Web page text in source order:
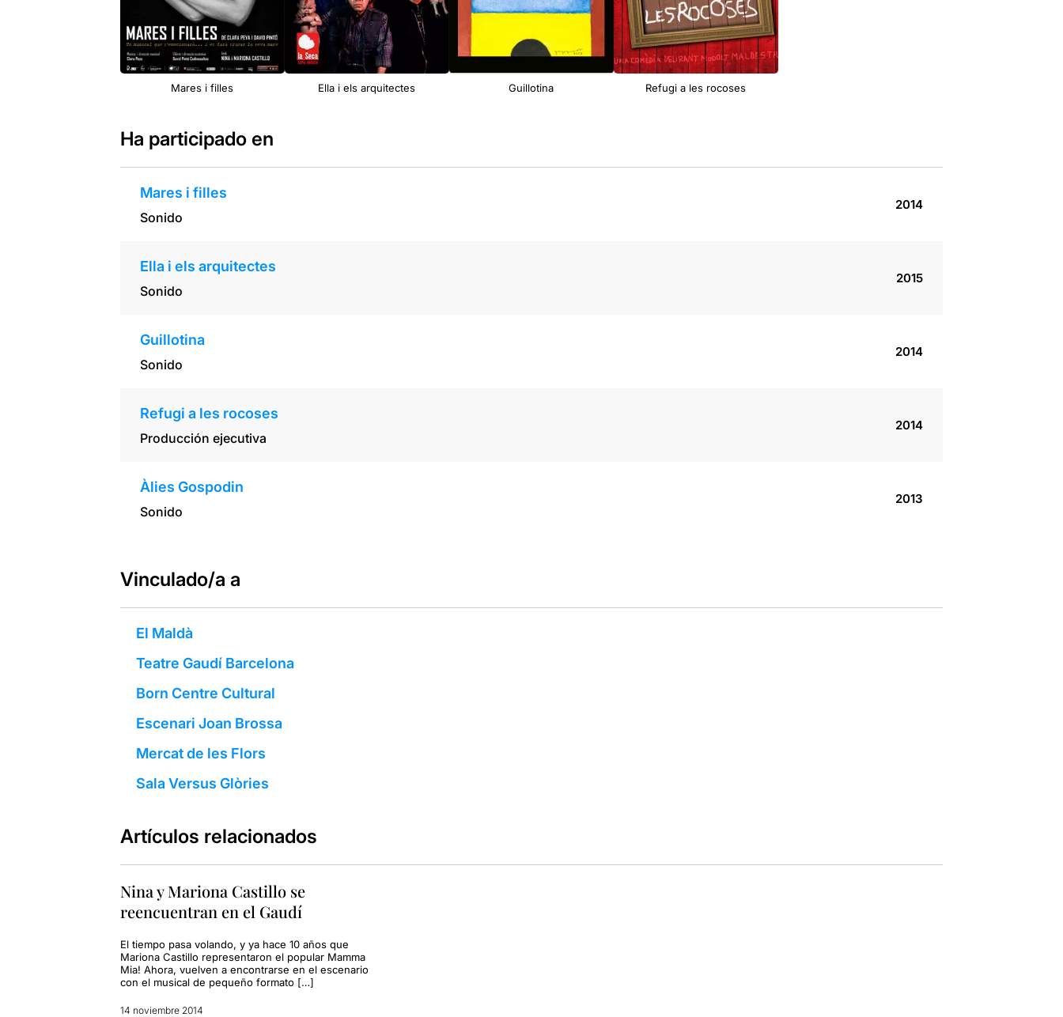
Mares i filles Ella i els arquitectes Guillotina Refugi a les rocoses
Ha participado en
Mares i filles
Sonido
2014
Ella i els arquitectes
Sonido
2015
Guillotina
Sonido
2014
Refugi a les rocoses
Producción ejecutiva
2014
Àlies Gospodin
Sonido
2013
Vinculado/a a
El Maldà
Teatre Gaudí Barcelona
Born Centre Cultural
Escenari Joan Brossa
Mercat de les Flors
Sala Versus Glòries
Artículos relacionados
Nina y Mariona Castillo se
reencuentran en el Gaudí
El tiempo pasa volando, y ya hace 10 años que
Mariona Castillo representaron el popular Mamma
Mia! Ahora, vuelven a encontrarse en el escenario
con el musical de pequeño formato […]
14 noviembre 2014